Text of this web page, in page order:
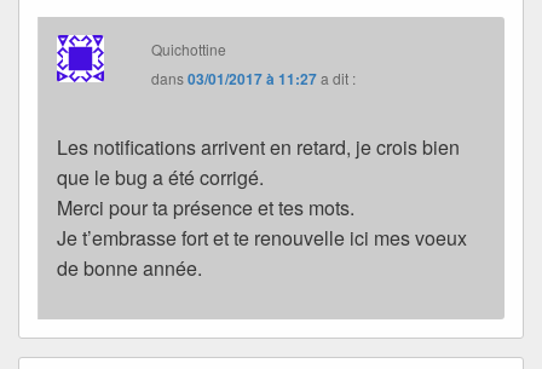
Quichottine
dans03/01/2017 à 11:27a dit :
Les notifications arrivent en retard, je crois bien
que le bug a été corrigé.
Merci pour ta présence et tes mots.
Je t’embrasse fort et te renouvelle ici mes voeux
de bonne année.